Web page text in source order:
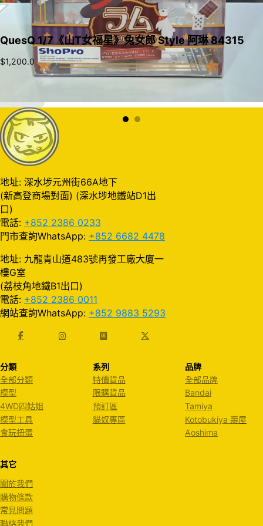
QuesQ 1/7《山T女福星》兔女郎 Style 阿琳 84315
$1,200.0
地址: 深水埗元州街66A地下
(新高登商場對面) (深水埗地鐵站D1出
口)
電話: +852 2386 0233
門市查詢WhatsApp: +852 6682 4478
地址: 九龍青山道483號再發工廠大廈一
樓G室
(荔枝角地鐵B1出口)
電話: +852 2386 0011
網站查詢WhatsApp: +852 9883 5293
分類
全部分類
模型
4WD四姑姐
模型工具
食玩扭蛋
系列
特價貨品
限購貨品
預訂區
貓奴專區
品牌
全部品牌
Bandai
Tamiya
Kotobukiya 壽屋
Aoshima
其它
關於我們
購物條款
常見問題
聯絡我們